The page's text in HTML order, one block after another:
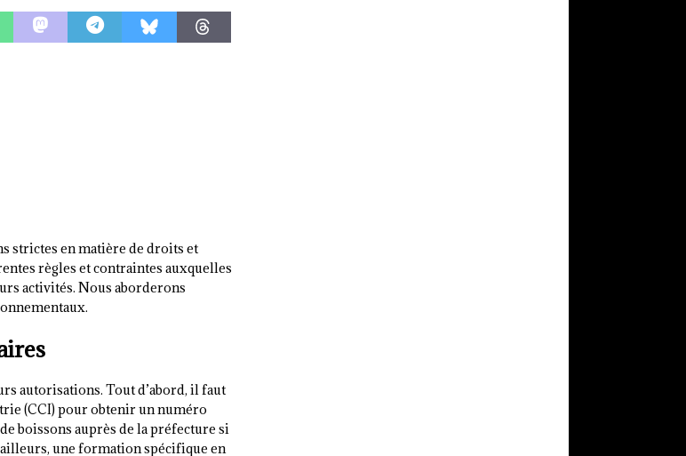
strictes en matière de droits et
règles et contraintes auxquelles
activités. Nous aborderons
autorisations. Tout d’abord, il faut
(CCI) pour obtenir un numéro
boissons auprès de la préfecture si
une formation spécifique en